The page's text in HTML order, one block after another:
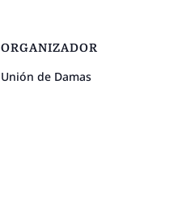
ORGANIZADOR
Unión de Damas